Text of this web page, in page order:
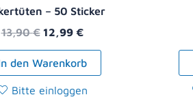
– 50 Sticker
13,90€ 12,99 €
den Warenkorb
Bitte einloggen